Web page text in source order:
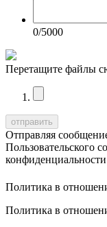
0/5000
Перетащите файлы
Отправляя
Пользовательского
конфиденциальности
Политика в
Политика в